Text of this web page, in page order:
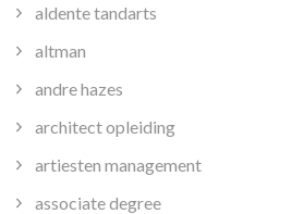
aldente tandarts
altman
andre hazes
architect opleiding
artiesten management
associate degree